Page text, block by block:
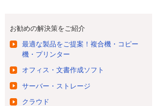
お勧めの解決策をご紹介
最適な製品をご提案！複合機・コピー
機・プリンター
オフィス・文書作成ソフト
サーバー・ストレージ
クラウド